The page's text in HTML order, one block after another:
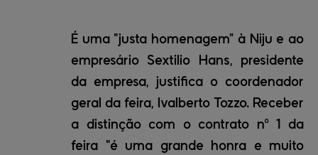
É uma "justa homenagem” à Niju e ao
empresário Sextilio Hans, presidente
da empresa, justifica o coordenador
geral da feira, Ivalberto Tozzo. Receber
a distinção com o contrato nº 1 da
feira "é uma grande honra e muito